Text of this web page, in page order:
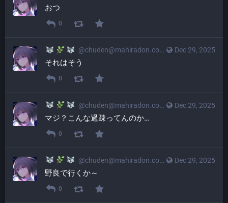
おつ
0
Dec 29, 2025
@chuden@mahiradon.com
それはそう
0
Dec 29, 2025
@chuden@mahiradon.com
マジ？こんな過疎ってんのか…
0
Dec 29, 2025
@chuden@mahiradon.com
野良で行くか～
0